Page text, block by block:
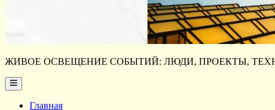
ЖИВОЕ ОСВЕЩЕНИЕ СОБЫТИЙ: ЛЮДИ, ПРОЕКТЫ,
Main
Menu
Главная